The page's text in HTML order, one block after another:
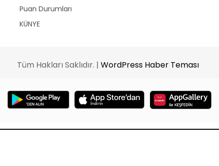
Puan Durumları
KÜNYE
Tüm Hakları Saklıdır. | WordPress Haber Teması